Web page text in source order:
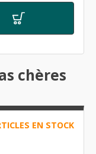
chères
EN STOCK